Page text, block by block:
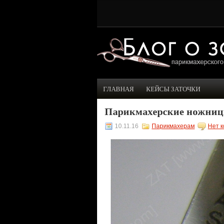
ГЛАВНАЯ КЕЙСЫ ЗАТОЧКИ
Парикмахерские
10.11.16 Парикмахерам Нет